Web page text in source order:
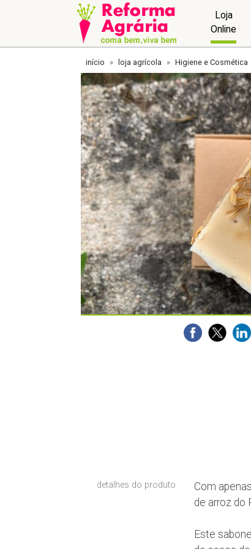
Loja
Online
início loja agrícola Higiene e Cosmética
detalhes do produto
Com
de arroz do
Este